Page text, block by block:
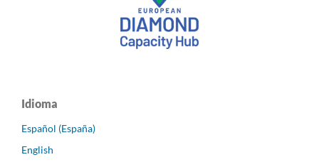
Idioma
Español (España)
English